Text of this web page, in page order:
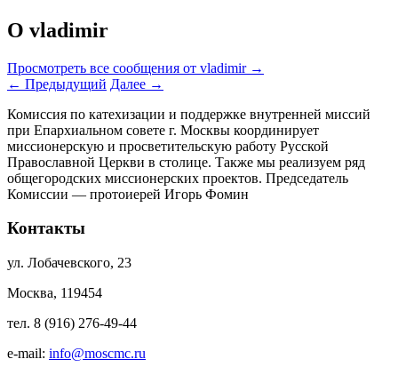
О vladimir
Просмотреть все сообщения от vladimir →
← Предыдущий Далее →
Комиссия по катехизации и поддержке внутренней миссий
при Епархиальном совете г. Москвы координирует
миссионерскую и просветительскую работу Русской
Православной Церкви в столице. Также мы реализуем ряд
общегородских миссионерских проектов. Председатель
Комиссии — протоиерей Игорь Фомин
Контакты
ул. Лобачевского, 23
Москва, 119454
тел. 8 (916) 276-49-44
e-mail: info@moscmc.ru